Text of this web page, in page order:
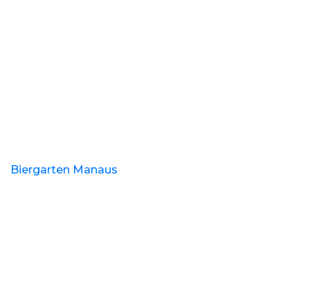
Biergarten Manaus